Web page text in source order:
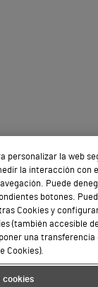
personalizar la web
la interacción con
Puede
botones.
Cookies y
(también accesible
una transferencia
Cookies).
cookies